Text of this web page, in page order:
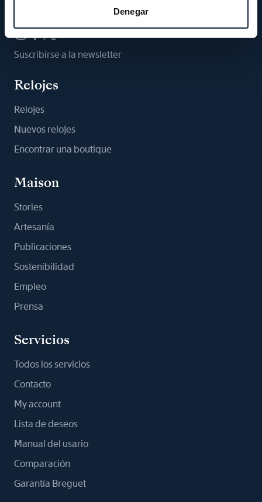
Denegar
Suscribirse a la newsletter
Relojes
Relojes
Nuevos relojes
Encontrar una boutique
Maison
Stories
Artesanía
Publicaciones
Sostenibilidad
Empleo
Prensa
Servicios
Todos los servicios
Contacto
My account
Lista de deseos
Manual del usario
Comparación
Garantía Breguet